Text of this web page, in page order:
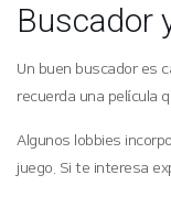
Buscador
Un buen buscador es
recuerda una película
Algunos lobbies
juego. Si te interesa